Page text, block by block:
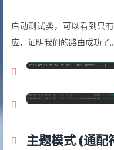
启动测试类，可以看到只
应，证明我们的路由成功了。
主题模式 (通配